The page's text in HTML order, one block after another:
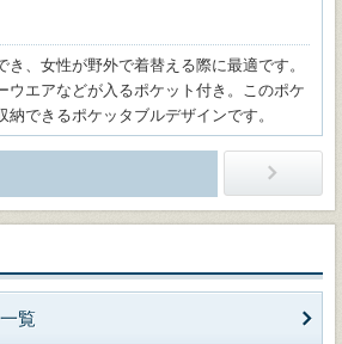
、女性が野外で着替える際に最適です。
ウエアなどが入るポケット付き。このポケ
納できるポケッタブルデザインです。
覧